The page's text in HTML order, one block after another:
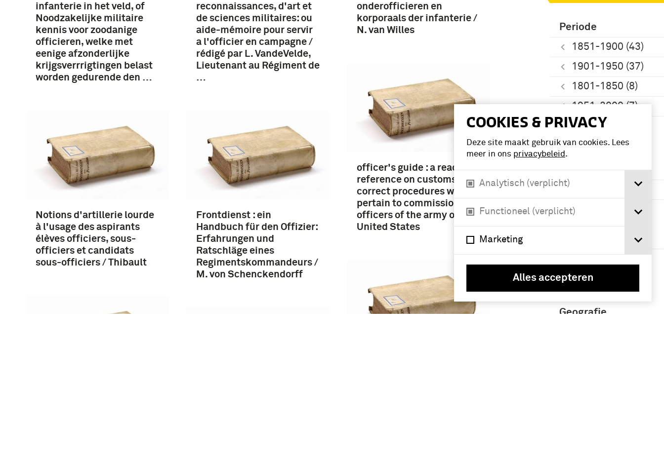
COOKIES & PRIVACY
Deze site maakt gebruik van cookies. Lees
meer in ons privacybeleid.
Analytisch (verplicht)
Functioneel (verplicht)
Marketing
Alles accepteren
Periode
1851-1900 (43)
1901-1950 (37)
1801-1850 (8)
1951-2000 (7)
Meer
Namen /
instellingen
Generale Staf (5)
Koninklijk
Nederlands-
Indisch Leger
(1830-1950) (5)
Dienst (3)
Geografie
infanterie in het veld, of
Noodzakelijke militaire
kennis voor zoodanige
officieren, welke met
eenige afzonderlijke
krijgsverrrigtingen belast
worden gedurende den …
Notions d'artillerie lourde
à l'usage des aspirants
élèves officiers, sous-
officiers et candidats
sous-officiers / Thibault
reconnaissances, d'art et
de sciences militaires: ou
aide-mémoire pour servir
a l'officier en campagne /
rédigé par L. VandeVelde,
Lieutenant au Régiment de
…
Frontdienst : ein
Handbuch für den Offizier:
Erfahrungen und
Ratschläge eines
Regimentskommandeurs /
M. von Schenckendorff
onderofficieren en
korporaals der infanterie /
N. van Willes
officer's guide : a ready
reference on customs and
correct procedures which
pertain to commissioned
officers of the army of the
United States